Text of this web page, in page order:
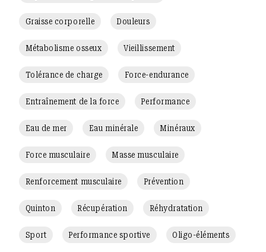
Graisse corporelle Douleurs
Métabolisme osseux Vieillissement
Tolérance de charge Force-endurance
Entraînement de la force Performance
Eau de mer Eau minérale Minéraux
Force musculaire Masse musculaire
Renforcement musculaire Prévention
Quinton Récupération Réhydratation
Sport Performance sportive Oligo-éléments